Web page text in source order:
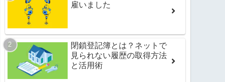
雇いました
閉鎖登記簿とは？ネットで
見られない履歴の取得方法
と活用術